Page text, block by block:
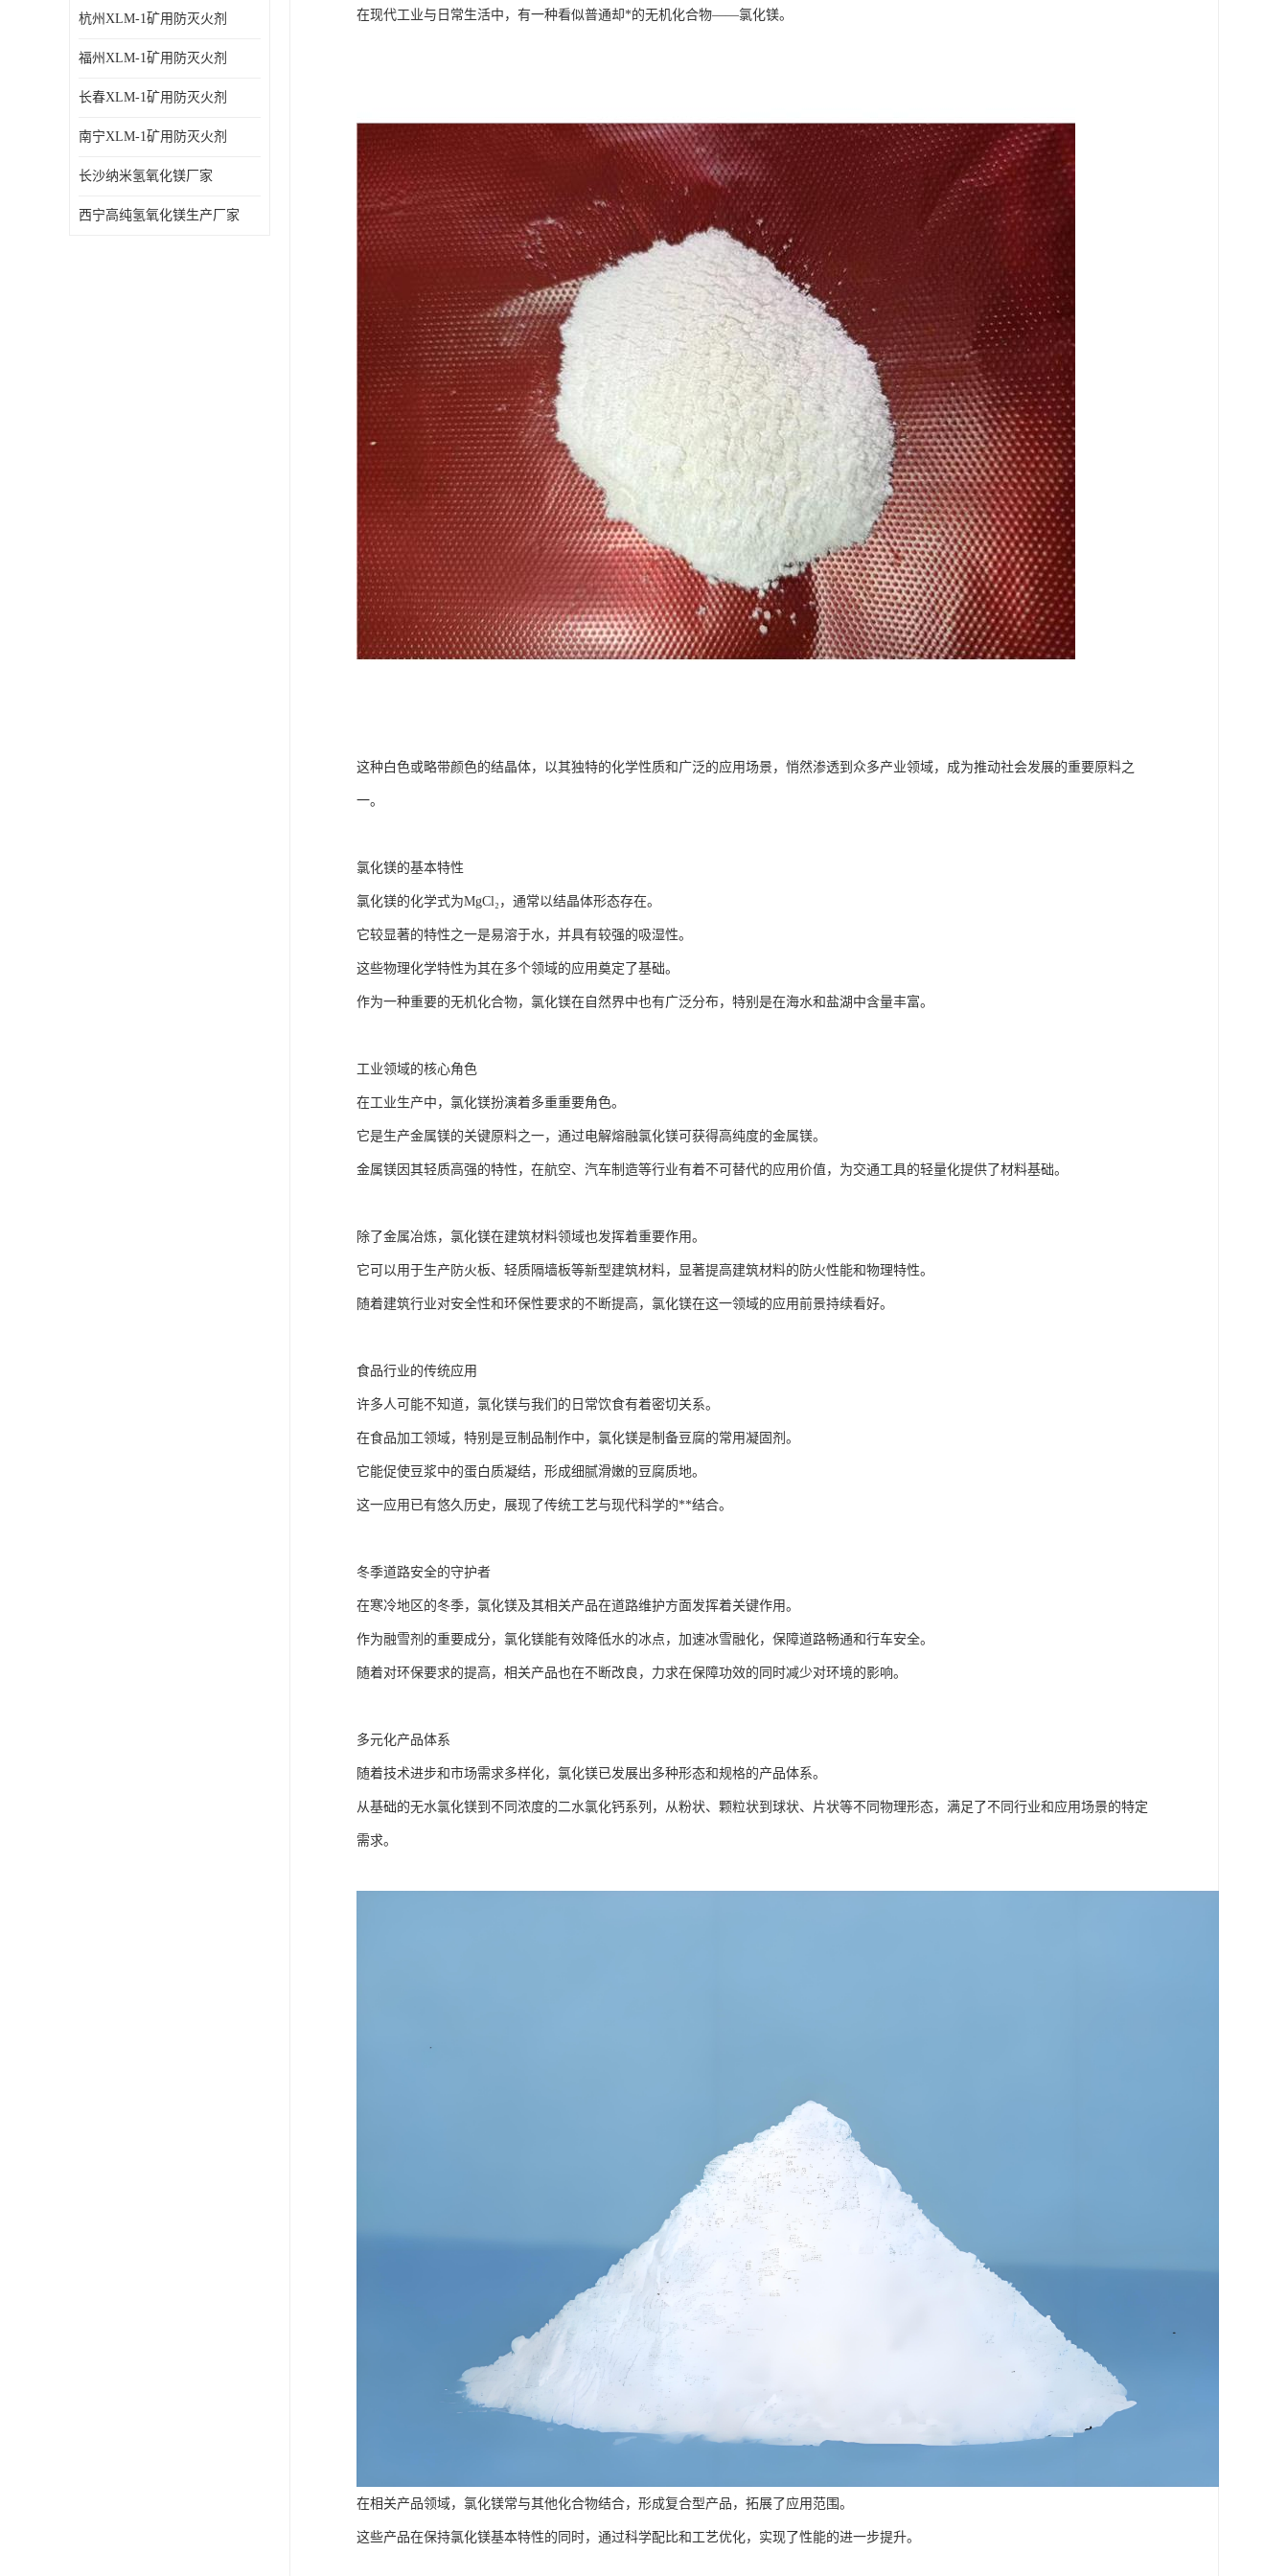
杭州XLM-1矿用防灭火剂
福州XLM-1矿用防灭火剂
长春XLM-1矿用防灭火剂
南宁XLM-1矿用防灭火剂
长沙纳米氢氧化镁厂家
西宁高纯氢氧化镁生产厂家
在现代工业与日常生活中，有一种看似普通却*的无机化合物——氯化镁。
这种白色或略带颜色的结晶体，以其独特的化学性质和广泛的应用场景，悄然渗透到众多产业领域，成为推动社会发展的重要原料之
一。
氯化镁的基本特性
氯化镁的化学式为MgCl₂，通常以结晶体形态存在。
它较显著的特性之一是易溶于水，并具有较强的吸湿性。
这些物理化学特性为其在多个领域的应用奠定了基础。
作为一种重要的无机化合物，氯化镁在自然界中也有广泛分布，特别是在海水和盐湖中含量丰富。
工业领域的核心角色
在工业生产中，氯化镁扮演着多重重要角色。
它是生产金属镁的关键原料之一，通过电解熔融氯化镁可获得高纯度的金属镁。
金属镁因其轻质高强的特性，在航空、汽车制造等行业有着不可替代的应用价值，为交通工具的轻量化提供了材料基础。
除了金属冶炼，氯化镁在建筑材料领域也发挥着重要作用。
它可以用于生产防火板、轻质隔墙板等新型建筑材料，显著提高建筑材料的防火性能和物理特性。
随着建筑行业对安全性和环保性要求的不断提高，氯化镁在这一领域的应用前景持续看好。
食品行业的传统应用
许多人可能不知道，氯化镁与我们的日常饮食有着密切关系。
在食品加工领域，特别是豆制品制作中，氯化镁是制备豆腐的常用凝固剂。
它能促使豆浆中的蛋白质凝结，形成细腻滑嫩的豆腐质地。
这一应用已有悠久历史，展现了传统工艺与现代科学的**结合。
冬季道路安全的守护者
在寒冷地区的冬季，氯化镁及其相关产品在道路维护方面发挥着关键作用。
作为融雪剂的重要成分，氯化镁能有效降低水的冰点，加速冰雪融化，保障道路畅通和行车安全。
随着对环保要求的提高，相关产品也在不断改良，力求在保障功效的同时减少对环境的影响。
多元化产品体系
随着技术进步和市场需求多样化，氯化镁已发展出多种形态和规格的产品体系。
从基础的无水氯化镁到不同浓度的二水氯化钙系列，从粉状、颗粒状到球状、片状等不同物理形态，满足了不同行业和应用场景的特定
需求。
在相关产品领域，氯化镁常与其他化合物结合，形成复合型产品，拓展了应用范围。
这些产品在保持氯化镁基本特性的同时，通过科学配比和工艺优化，实现了性能的进一步提升。